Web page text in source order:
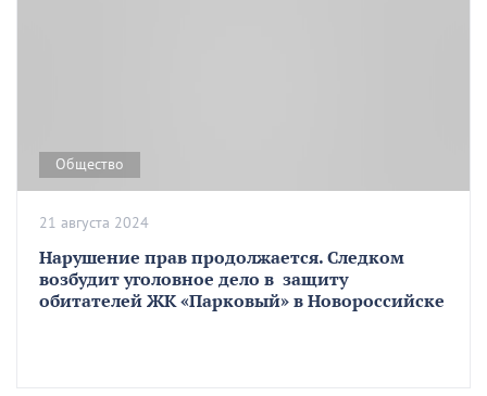
Общество
Нарушение прав продолжается. Следком
возбудит уголовное дело в защиту
обитателей ЖК «Парковый» в Новороссийске
21 августа 2024